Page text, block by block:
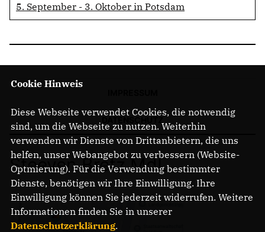
5. September - 3. Oktober in Potsdam
Steeven Bretz MdL
Cookie Hinweis
Diese Webseite verwendet Cookies, die notwendig
sind, um die Webseite zu nutzen. Weiterhin
verwenden wir Dienste von Drittanbietern, die uns
helfen, unser Webangebot zu verbessern (Website-
Optmierung). Für die Verwendung bestimmter
Dienste, benötigen wir Ihre Einwilligung. Ihre
Einwilligung können Sie jederzeit widerrufen. Weitere
Informationen finden Sie in unserer
Datenschutzerklärung.